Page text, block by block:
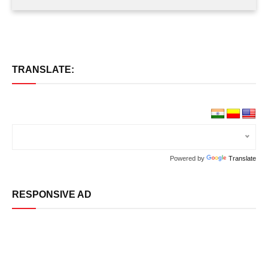
TRANSLATE:
Powered by Translate
RESPONSIVE AD